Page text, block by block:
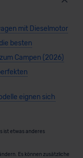
mit Dieselmotor
besten
Campen (2026)
eignen sich
ist etwas anderes
Es können zusätzliche